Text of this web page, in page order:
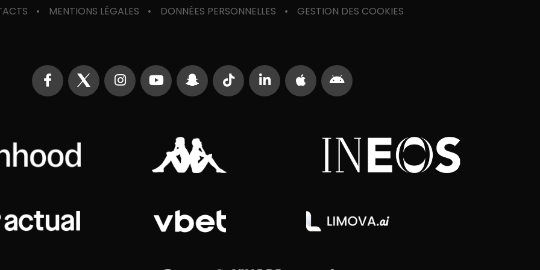
MENTIONS LÉGALES DONNÉES PERSONNELLES GESTION DES COOKIES